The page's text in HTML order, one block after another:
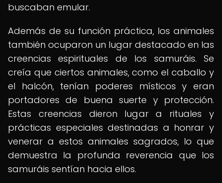
buscaban emular.
Además de su función práctica, los animales
también ocuparon un lugar destacado en las
creencias espirituales de los samuráis. Se
creía que ciertos animales, como el caballo y
el halcón, tenían poderes místicos y eran
portadores de buena suerte y protección.
Estas creencias dieron lugar a rituales y
prácticas especiales destinadas a honrar y
venerar a estos animales sagrados, lo que
demuestra la profunda reverencia que los
samuráis sentían hacia ellos.